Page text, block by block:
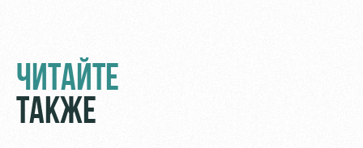
ЧИТАЙТЕ
ТАКЖЕ